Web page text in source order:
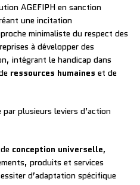
AGEFIPH en sanction
une incitation
minimaliste du respect des
à développer des
intégrant le handicap dans
ressources humaines et de
plusieurs leviers d’action
conception universelle,
produits et services
d’adaptation spécifique